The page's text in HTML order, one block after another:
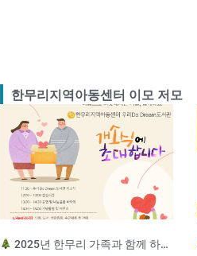
한무리지역아동센터 이모 저모
2025년 한무리 가족과 함께 하는 송년잔치